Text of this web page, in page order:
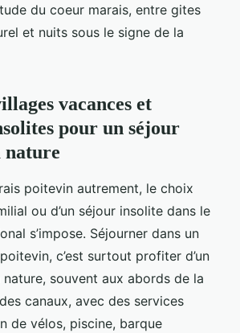
du coeur marais, entre gites
et nuits sous le signe de la
vacances et
pour un séjour
nature
poitevin autrement, le choix
ou d’un séjour insolite dans le
s’impose. Séjourner dans un
c’est surtout profiter d’un
souvent aux abords de la
canaux, avec des services
de vélos, piscine, barque